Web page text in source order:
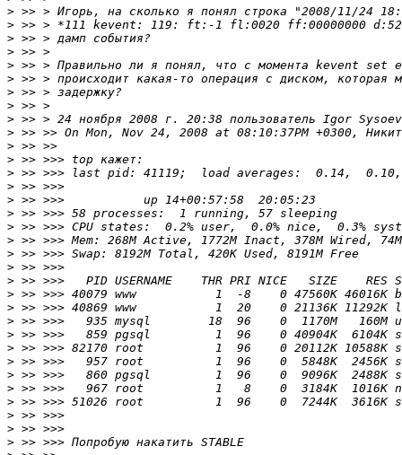
>
>
>
>
>
>
>
>
> >> > 24 ноября 2008 г. 20:38 пользователь Igor
>
>
>
>
>
>
>
>
>
>
>
>
>
>
>
>
>
>
>
>
>
>
>
>